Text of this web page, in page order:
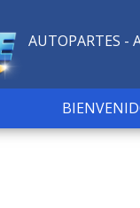
AUTOPARTES -